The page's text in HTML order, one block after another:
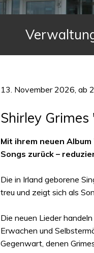
13. November 2026 , ab
Shirley Grimes
Mit ihrem neuen
Songs zurück –
Die in Irland geborene
treu und zeigt sich als
Die neuen Lieder
Erwachen und
Gegenwart, denen